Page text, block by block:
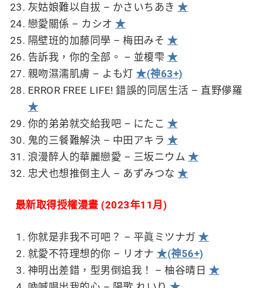
灰姑娘難以自拔 – かさいちあき★
戀愛關係 – カシオ★
隔壁班的加藤同學 – 梅田みそ ★
告訴我，你的全部。 – 並榎雫 ★
親吻濕濡肌膚 – よも灯★(神63+)
ERROR FREE LIFE! 錯誤的同居生活 – 直野儚羅
★
你的弟弟就交給我吧 – にたこ ★
鬼的三餐難解決 – 中田アキラ ★
浪漫醉人的華麗戀愛 – 三坂ニウム ★
忠犬也想推倒主人 – あずみつな★
最新取得授權漫畫 (2023年11月)
你就是非我不可吧？ – 平眞ミツナガ★
就愛不符理想的你 – リオナ★(神56+)
神明出差錯，型男倒追我！ – 柚谷晴日 ★